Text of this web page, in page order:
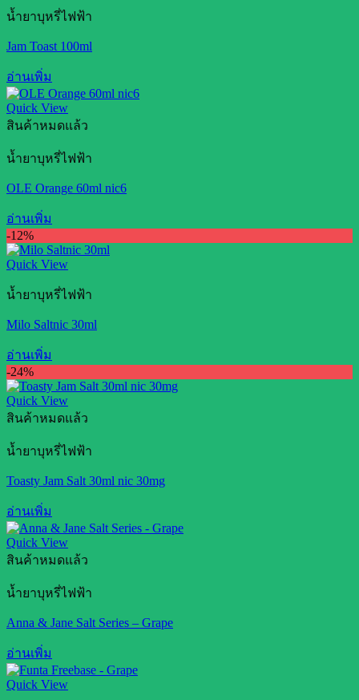
น้ำยาบุหรี่ไฟฟ้า
Jam Toast 100ml
อ่านเพิ่ม
Quick View
สินค้าหมดแล้ว
น้ำยาบุหรี่ไฟฟ้า
OLE Orange 60ml nic6
อ่านเพิ่ม
-12%
Quick View
น้ำยาบุหรี่ไฟฟ้า
Milo Saltnic 30ml
อ่านเพิ่ม
-24%
Quick View
สินค้าหมดแล้ว
น้ำยาบุหรี่ไฟฟ้า
Toasty Jam Salt 30ml nic 30mg
อ่านเพิ่ม
Quick View
สินค้าหมดแล้ว
น้ำยาบุหรี่ไฟฟ้า
Anna & Jane Salt Series – Grape
อ่านเพิ่ม
Quick View